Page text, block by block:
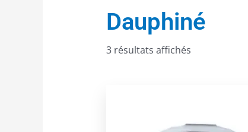
Dauphiné
3 résultats affichés